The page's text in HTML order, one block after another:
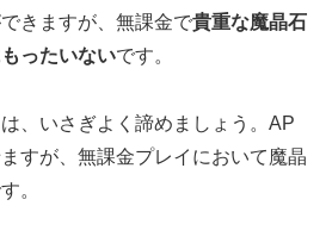
きますが、無課金で貴重な魔晶石
ったいないです。
、いさぎよく諦めましょう。AP
すが、無課金プレイにおいて魔晶
。